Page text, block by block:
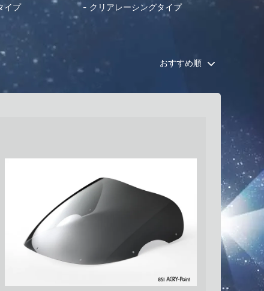
イプ クリアレーシングタイプ